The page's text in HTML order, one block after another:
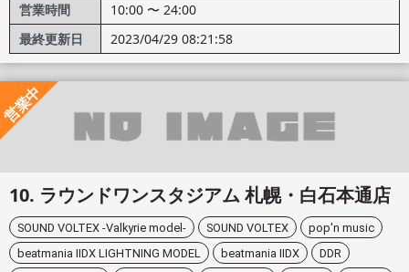
営業時間
10:00 〜 24:00
最終更新日
2023/04/29 08:21:58
営業中
ラウンドワンスタジアム 札幌・白石本通店
SOUND VOLTEX -Valkyrie model- SOUND VOLTEX
pop'n music
beatmania IIDX LIGHTNING MODEL
beatmania IIDX
DDR